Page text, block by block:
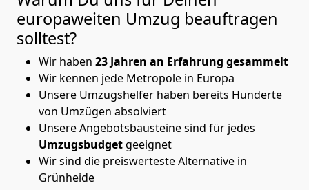
europaweiten Umzug beauftragen
solltest?
Wir haben 23 Jahren an Erfahrung gesammelt
Wir kennen jede Metropole in Europa
Unsere Umzugshelfer haben bereits Hunderte
von Umzügen absolviert
Unsere Angebotsbausteine sind für jedes
Umzugsbudgetgeeignet
Wir sind die preiswerteste Alternative in
Grünheide